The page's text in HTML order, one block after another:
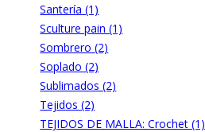
Santería (1)
Sculture pain (1)
Sombrero (2)
Soplado (2)
Sublimados (2)
Tejidos (2)
TEJIDOS DE MALLA: Crochet (1)